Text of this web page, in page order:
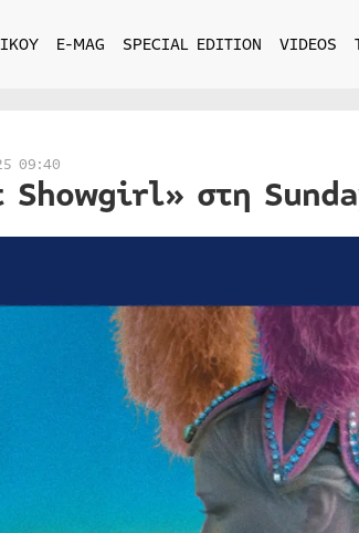
E-MAG SPECIAL EDITION VIDEOS
09:40
Showgirl» στη